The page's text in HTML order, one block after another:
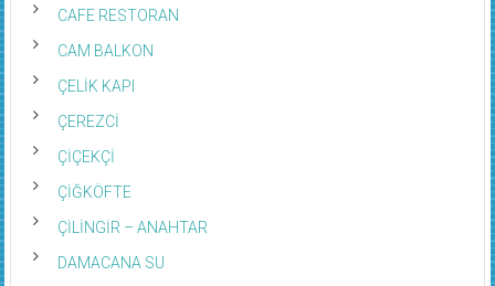
CAFE RESTORAN
CAM BALKON
ÇELİK KAPI
ÇEREZCİ
ÇİÇEKÇİ
ÇİĞKÖFTE
ÇİLİNGİR – ANAHTAR
DAMACANA SU